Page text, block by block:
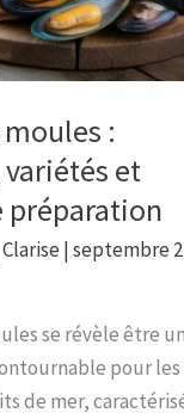
:
et
préparation
Clarise |septembre
se révèle être un
pour les
de mer,